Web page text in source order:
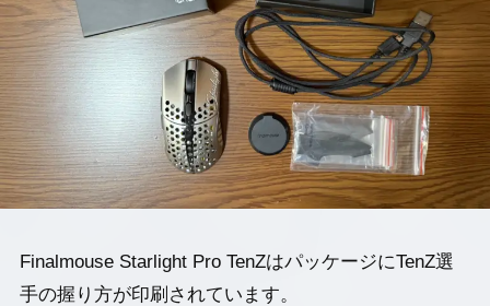
Finalmouse Starlight Pro TenZはパッケージにTenZ選
手の握り方が印刷されています。